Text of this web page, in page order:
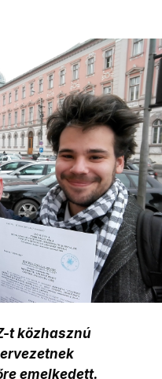
t közhasznú
emelkedett.